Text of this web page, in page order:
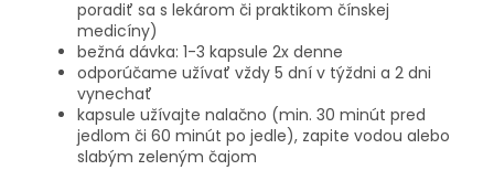
poradiť sa s lekárom či praktikom čínskej
medicíny)
bežná dávka: 1-3 kapsule 2x denne
odporúčame užívať vždy 5 dní v týždni a 2 dni
vynechať
kapsule užívajte nalačno (min. 30 minút pred
jedlom či 60 minút po jedle), zapite vodou alebo
slabým zeleným čajom